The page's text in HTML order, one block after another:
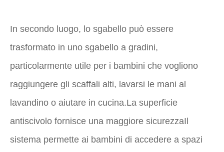
In secondo luogo, lo sgabello può essere
trasformato in uno sgabello a gradini,
particolarmente utile per i bambini che vogliono
raggiungere gli scaffali alti, lavarsi le mani al
lavandino o aiutare in cucina.La superficie
antiscivolo fornisce una maggiore sicurezzaIl
sistema permette ai bambini di accedere a spazi